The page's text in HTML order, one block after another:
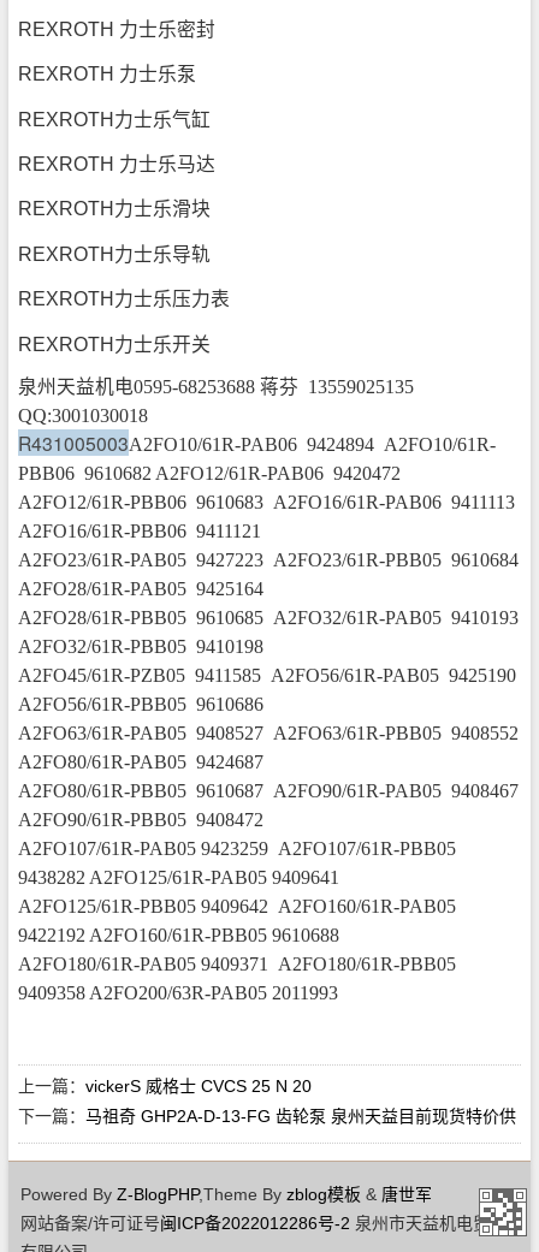
REXROTH 力士乐密封
REXROTH 力士乐泵
REXROTH力士乐气缸
REXROTH 力士乐马达
REXROTH力士乐滑块
REXROTH力士乐导轨
REXROTH力士乐压力表
REXROTH力士乐开关
泉州天益机电0595-68253688 蒋芬 13559025135
QQ:3001030018
R431005003A2FO10/61R-PAB06 9424894 A2FO10/61R-
PBB06 9610682 A2FO12/61R-PAB06 9420472
A2FO12/61R-PBB06 9610683 A2FO16/61R-PAB06 9411113
A2FO16/61R-PBB06 9411121
A2FO23/61R-PAB05 9427223 A2FO23/61R-PBB05 9610684
A2FO28/61R-PAB05 9425164
A2FO28/61R-PBB05 9610685 A2FO32/61R-PAB05 9410193
A2FO32/61R-PBB05 9410198
A2FO45/61R-PZB05 9411585 A2FO56/61R-PAB05 9425190
A2FO56/61R-PBB05 9610686
A2FO63/61R-PAB05 9408527 A2FO63/61R-PBB05 9408552
A2FO80/61R-PAB05 9424687
A2FO80/61R-PBB05 9610687 A2FO90/61R-PAB05 9408467
A2FO90/61R-PBB05 9408472
A2FO107/61R-PAB05 9423259 A2FO107/61R-PBB05
9438282 A2FO125/61R-PAB05 9409641
A2FO125/61R-PBB05 9409642 A2FO160/61R-PAB05
9422192 A2FO160/61R-PBB05 9610688
A2FO180/61R-PAB05 9409371 A2FO180/61R-PBB05
9409358 A2FO200/63R-PAB05 2011993
上一篇：vickerS 威格士 CVCS 25 N 20
下一篇：马祖奇 GHP2A-D-13-FG 齿轮泵 泉州天益目前现货特价供
应
Powered By Z-BlogPHP,Theme By zblog模板 & 唐世军
网站备案/许可证号闽ICP备2022012286号-2 泉州市天益机电贸易